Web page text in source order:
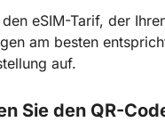
eSIM-Tarif, der
am besten
auf.
Sie den QR-